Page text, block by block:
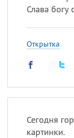
Слава богу
Открытка
Сегодня
картинки.